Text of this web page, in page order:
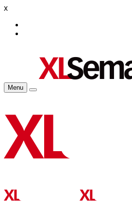
x
Menu